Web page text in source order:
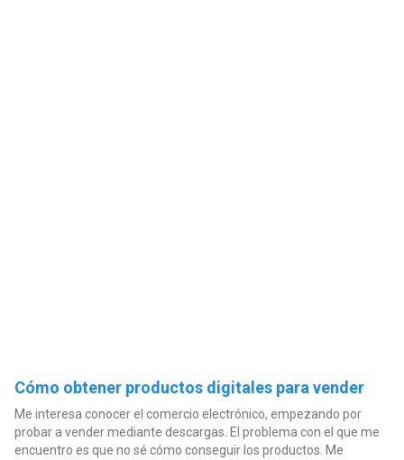
Cómo obtener productos digitales para vender
Me interesa conocer el comercio electrónico, empezando por
probar a vender mediante descargas. El problema con el que me
encuentro es que no sé cómo conseguir los productos. Me